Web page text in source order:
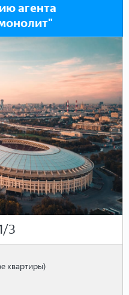
агента
3
квартиры)